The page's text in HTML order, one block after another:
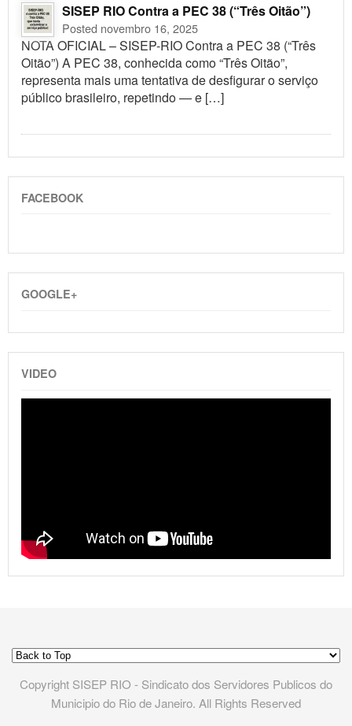
SISEP RIO Contra a PEC 38 (“Três Oitão”)
Posted novembro 16, 2025
NOTA OFICIAL – SISEP-RIO Contra a PEC 38 (“Três
Oitão”) A PEC 38, conhecida como “Três Oitão”,
representa mais uma tentativa de desfigurar o serviço
público brasileiro, repetindo — e […]
FACEBOOK
GOOGLE+
VIDEO
Copyright SISEP RIO - Sindicato dos Servidores Publicos do
Municipio do Rio de Janeiro. All Rights Reserved